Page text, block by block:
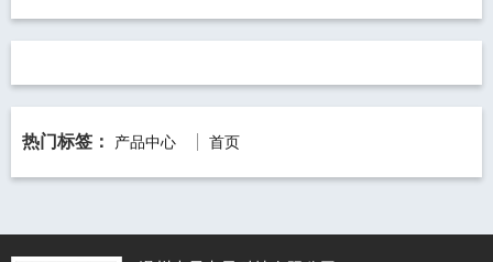
热门标签： 产品中心 首页